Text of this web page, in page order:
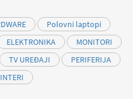
Polovni laptopi
ELEKTRONIKA
MONITORI
TV UREĐAJI
PERIFERIJA